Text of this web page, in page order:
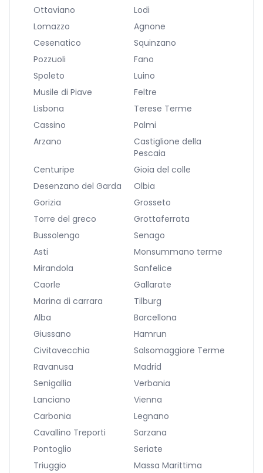
Ottaviano
Lodi
Lomazzo
Agnone
Cesenatico
Squinzano
Pozzuoli
Fano
Spoleto
Luino
Musile di Piave
Feltre
Lisbona
Terese Terme
Cassino
Palmi
Arzano
Castiglione della
Pescaia
Centuripe
Gioia del colle
Desenzano del Garda
Olbia
Gorizia
Grosseto
Torre del greco
Grottaferrata
Bussolengo
Senago
Asti
Monsummano terme
Mirandola
Sanfelice
Caorle
Gallarate
Marina di carrara
Tilburg
Alba
Barcellona
Giussano
Hamrun
Civitavecchia
Salsomaggiore Terme
Ravanusa
Madrid
Senigallia
Verbania
Lanciano
Vienna
Carbonia
Legnano
Cavallino Treporti
Sarzana
Pontoglio
Seriate
Triuggio
Massa Marittima